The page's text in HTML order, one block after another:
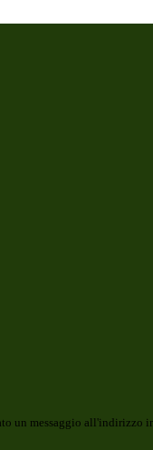
un messaggio all'indirizzo